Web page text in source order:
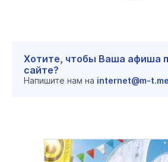
Хотите, чтобы Ваша афиша
сайте?
Напишите нам на internet@m-